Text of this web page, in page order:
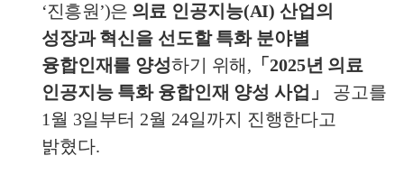
‘진흥원’)은 의료 인공지능(AI)산업의
성장과 혁신을 선도할 특화 분야별
융합인재를 양성하기 위해 , 「2025년 의료
인공지능 특화 융합인재 양성 사업 」
공고를
1월 3일부터 2월 24일까지 진행한다고
밝혔다.